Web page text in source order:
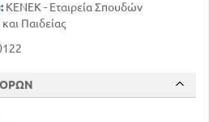
ΚΕΝΕΚ - Εταιρεία Σπουδών
Παιδείας
ΟΡΩΝ